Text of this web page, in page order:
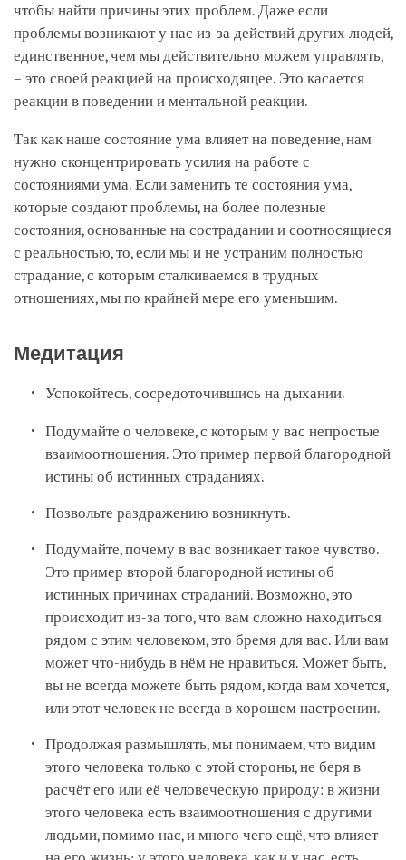
чтобы найти причины этих проблем. Даже если
проблемы возникают у нас из-за действий других людей,
единственное, чем мы действительно можем управлять,
– это своей реакцией на происходящее. Это касается
реакции в поведении и ментальной реакции.
Так как наше состояние ума влияет на поведение, нам
нужно сконцентрировать усилия на работе с
состояниями ума. Если заменить те состояния ума,
которые создают проблемы, на более полезные
состояния, основанные на сострадании и соотносящиеся
с реальностью, то, если мы и не устраним полностью
страдание, с которым сталкиваемся в трудных
отношениях, мы по крайней мере его уменьшим.
Медитация
Успокойтесь, сосредоточившись на дыхании.
Подумайте о человеке, с которым у вас непростые
взаимоотношения. Это пример первой благородной
истины об истинных страданиях.
Позвольте раздражению возникнуть.
Подумайте, почему в вас возникает такое чувство.
Это пример второй благородной истины об
истинных причинах страданий. Возможно, это
происходит из-за того, что вам сложно находиться
рядом с этим человеком, это бремя для вас. Или вам
может что-нибудь в нём не нравиться. Может быть,
вы не всегда можете быть рядом, когда вам хочется,
или этот человек не всегда в хорошем настроении.
Продолжая размышлять, мы понимаем, что видим
этого человека только с этой стороны, не беря в
расчёт его или её человеческую природу: в жизни
этого человека есть взаимоотношения с другими
людьми, помимо нас, и много чего ещё, что влияет